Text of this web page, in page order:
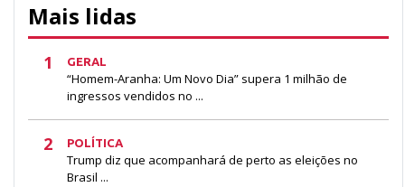
Mais lidas
1 GERAL
“Homem-Aranha: Um Novo Dia” supera 1 milhão de
ingressos vendidos no ...
2 POLÍTICA
Trump diz que acompanhará de perto as eleições no
Brasil ...